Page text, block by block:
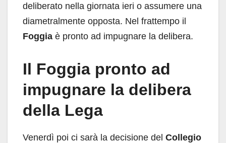
deliberato nella giornata ieri o assumere una
diametralmente opposta. Nel frattempo il
Foggia è pronto ad impugnare la delibera.
Il Foggia pronto ad
impugnare la delibera
della Lega
Venerdì poi ci sarà la decisione del Collegio